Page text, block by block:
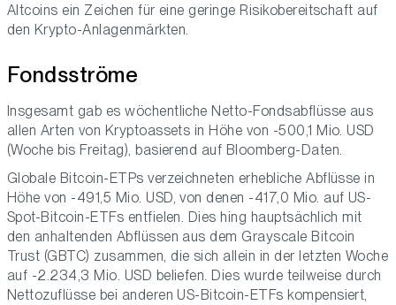
Altcoins ein Zeichen für eine geringe Risikobereitschaft auf
den Krypto-Anlagenmärkten.
Fondsströme
Insgesamt gab es wöchentliche Netto-Fondsabflüsse aus
allen Arten von Kryptoassets in Höhe von -500,1 Mio. USD
(Woche bis Freitag), basierend auf Bloomberg-Daten.
Globale Bitcoin-ETPs verzeichneten erhebliche Abflüsse in
Höhe von -491,5 Mio. USD, von denen -417,0 Mio. auf US-
Spot-Bitcoin-ETFs entfielen. Dies hing hauptsächlich mit
den anhaltenden Abflüssen aus dem Grayscale Bitcoin
Trust (GBTC) zusammen, die sich allein in der letzten Woche
auf -2.234,3 Mio. USD beliefen. Dies wurde teilweise durch
Nettozuflüsse bei anderen US-Bitcoin-ETFs kompensiert,